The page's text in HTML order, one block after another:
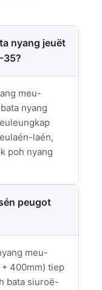
nyang jeuët
35?
meu-
nyang
laén,
poh nyang
peugot
meu-
* 400mm) tiep
bata siuroë-